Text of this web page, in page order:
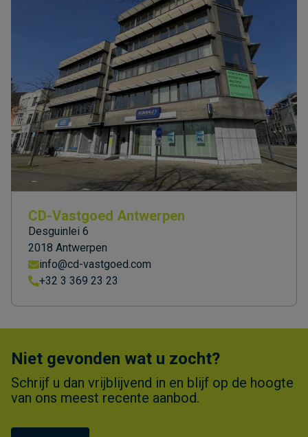
CD-Vastgoed Antwerpen
Desguinlei 6
2018 Antwerpen
info@cd-vastgoed.com
+32 3 369 23 23
Niet gevonden wat u zocht?
Schrijf u dan vrijblijvend in en blijf op de hoogte
van ons meest recente aanbod.